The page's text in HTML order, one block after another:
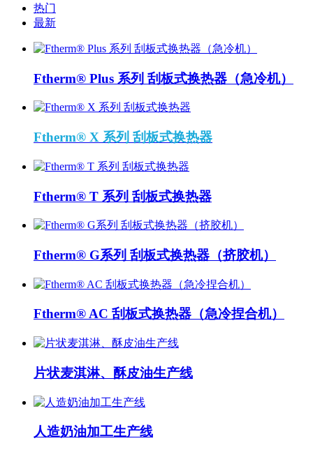
热门
最新
Ftherm® Plus 系列 刮板式换热器（急冷机）
Ftherm® X 系列 刮板式换热器
Ftherm® T 系列 刮板式换热器
Ftherm® G系列 刮板式换热器（挤胶机）
Ftherm® AC 刮板式换热器（急冷捏合机）
片状麦淇淋、酥皮油生产线
人造奶油加工生产线